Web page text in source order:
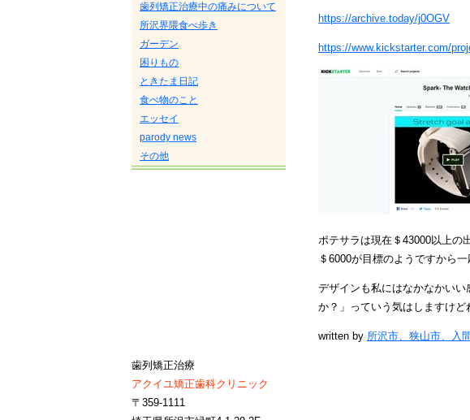
https://archive.today/j0OGV
https://www.kickstarter.com/
ポテサラは現在＄43000以上の
＄6000が目標のようですから
デザインも私にはなかなかい
か？」っていう気はしますけ
written by 所沢市、狭山市、入
歯列矯正治療中の痛みについて
所沢界隈食べ歩き
ガーデン
困りもの
ときたま日記
食べ物のこと
エッセイ
parody news
その他
歯列矯正治療
アクイユ矯正歯科クリニック
〒359-1111